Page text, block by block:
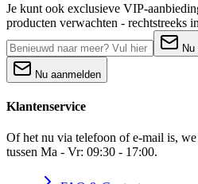
Je kunt ook exclusieve VIP-
producten verwachten - rechtstreeks
Nu
Nu aanmelden
Klantenservice
Of het nu via telefoon of e-mail is,
tussen Ma - Vr: 09:30 - 17:00.